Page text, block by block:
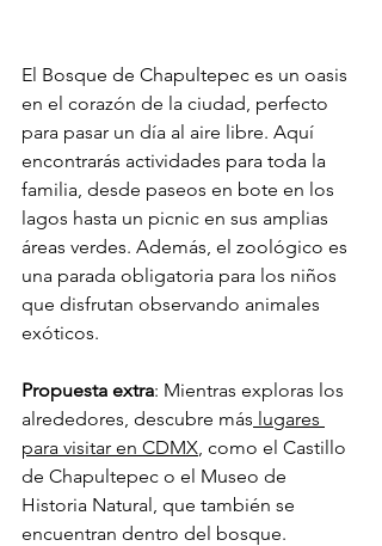
El Bosque de Chapultepec es un oasis
en el corazón de la ciudad, perfecto
para pasar un día al aire libre. Aquí
encontrarás actividades para toda la
familia, desde paseos en bote en los
lagos hasta un picnic en sus amplias
áreas verdes. Además, el zoológico es
una parada obligatoria para los niños
que disfrutan observando animales
exóticos.
Propuesta extra: Mientras exploras los
alrededores, descubre más lugares
para visitar en CDMX , como el Castillo
de Chapultepec o el Museo de
Historia Natural, que también se
encuentran dentro del bosque.